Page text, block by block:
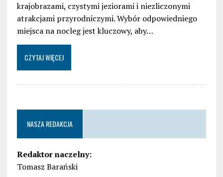
krajobrazami, czystymi jeziorami i niezliczonymi
atrakcjami przyrodniczymi. Wybór odpowiedniego
miejsca na nocleg jest kluczowy, aby…
CZYTAJ WIĘCEJ
NASZA REDAKCJA
Redaktor naczelny:
Tomasz Barański